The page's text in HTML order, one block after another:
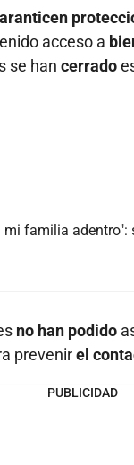
acceso a
se han cerrado
familia
no han podido
prevenirel
PUBLICIDAD